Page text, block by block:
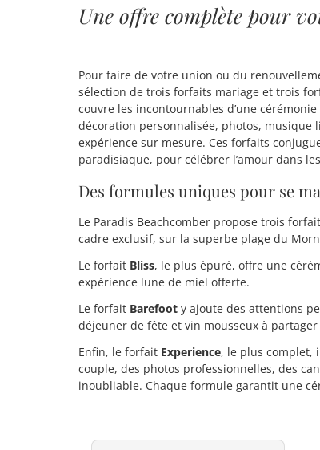
Une offre complète pour
Pour faire de votre union ou du
sélection de trois forfaits mariage et trois
couvre les incontournables d’une
décoration personnalisée, photos,
expérience sur mesure. Ces forfaits
paradisiaque, pour célébrer l’amour dans
Des formules uniques pour se
Le Paradis Beachcomber propose trois
cadre exclusif, sur la superbe plage du
Le forfait Bliss, le plus épuré, offre une
expérience lune de miel offerte.
Le forfait Barefoot y ajoute des attentions
déjeuner de fête et vin mousseux à partager
Enfin, le forfait Experience, le plus complet,
couple, des photos professionnelles, des
inoubliable. Chaque formule garantit une